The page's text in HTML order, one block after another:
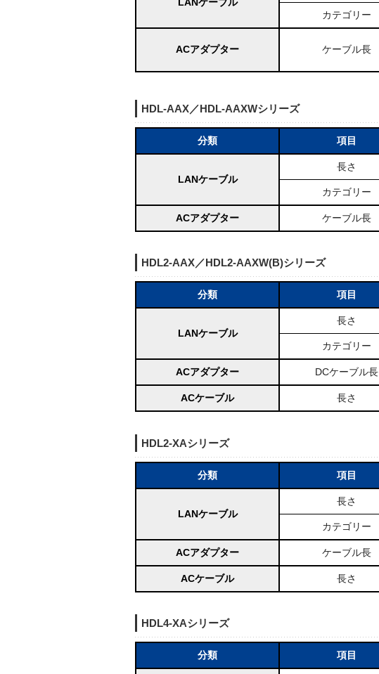
カテゴリー
ACアダプター ケーブル長
HDL-AAX／HDL-AAXWシリーズ
分類 項目
LANケーブル
長さ
カテゴリー
ACアダプター ケーブル長
HDL2-AAX／HDL2-AAXW(B)シリーズ
分類 項目
LANケーブル
長さ
カテゴリー
ACアダプター DCケーブル長
ACケーブル 長さ
HDL2-XAシリーズ
分類 項目
LANケーブル
長さ
カテゴリー
ACアダプター ケーブル長
ACケーブル 長さ
HDL4-XAシリーズ
分類 項目